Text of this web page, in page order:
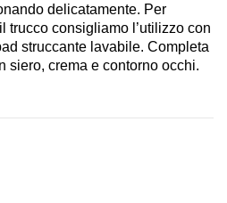
delicatamente. Per
trucco consigliamo l’utilizzo con
struccante lavabile. Completa
siero, crema e contorno occhi.